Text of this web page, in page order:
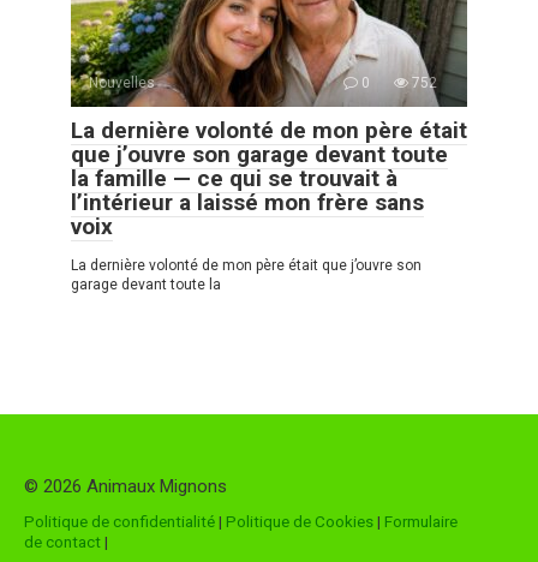
Nouvelles 0 752
La dernière volonté de mon père était
que j’ouvre son garage devant toute
la famille — ce qui se trouvait à
l’intérieur a laissé mon frère sans
voix
La dernière volonté de mon père était que j’ouvre son
garage devant toute la
© 2026 Animaux Mignons
Politique de confidentialité| Politique de Cookies| Formulaire
de contact|